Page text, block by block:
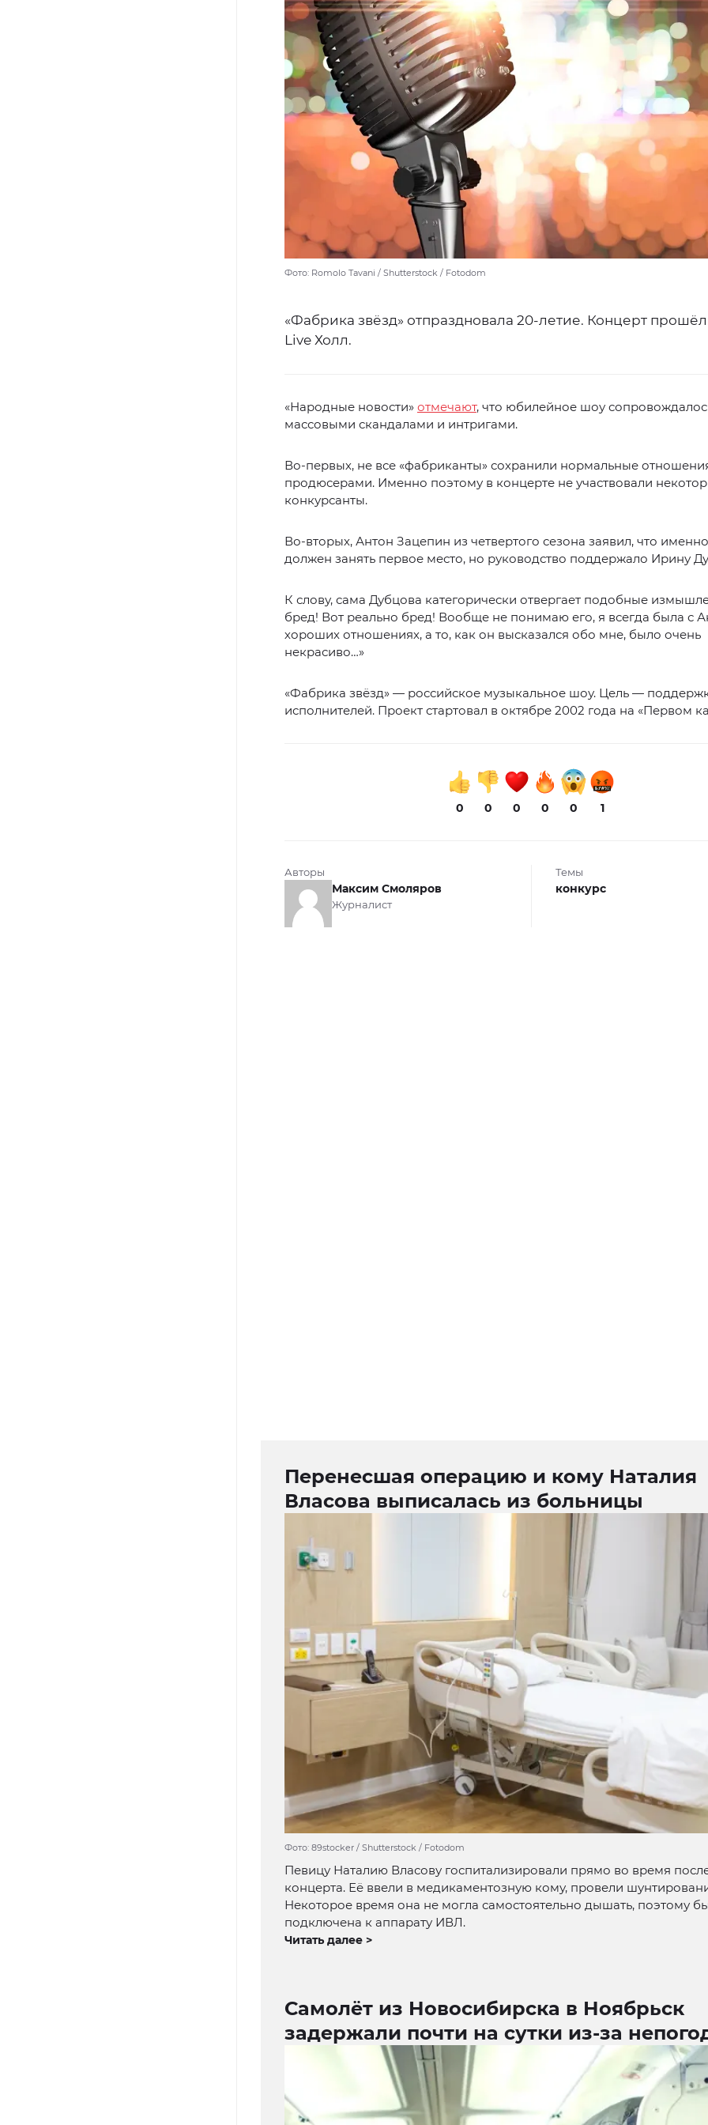
Фото: Romolo Tavani / Shutterstock / Fotodom
«Фабрика звёзд» отпраздновала 20-летие. Концерт
Live Холл.
«Народные новости» отмечают, что юбилейное шоу
массовыми скандалами и интригами.
Во-первых, не все «фабриканты» сохранили нормальные
продюсерами. Именно поэтому в концерте не участвовали
конкурсанты.
Во-вторых, Антон Зацепин из четвертого сезона заявил, что
должен занять первое место, но руководство поддержало Ирину
К слову, сама Дубцова категорически отвергает подобные
бред! Вот реально бред! Вообще не понимаю его, я всегда была с
хороших отношениях, а то, как он высказался обо мне, было очень
некрасиво…»
«Фабрика звёзд» — российское музыкальное шоу. Цель —
исполнителей. Проект стартовал в октябре 2002 года на «Первом
0 0 0 0 0 1
Авторы
Максим Смоляров
Журналист
Темы
конкурс
Перенесшая операцию и кому Наталия
Власова выписалась из больницы
Фото: 89stocker / Shutterstock / Fotodom
Певицу Наталию Власову госпитализировали прямо во время
концерта. Её ввели в медикаментозную кому, провели
Некоторое время она не могла самостоятельно дышать, поэтому
подключена к аппарату ИВЛ.
Читать далее >
Самолёт из Новосибирска в Ноябрьск
задержали почти на сутки из-за